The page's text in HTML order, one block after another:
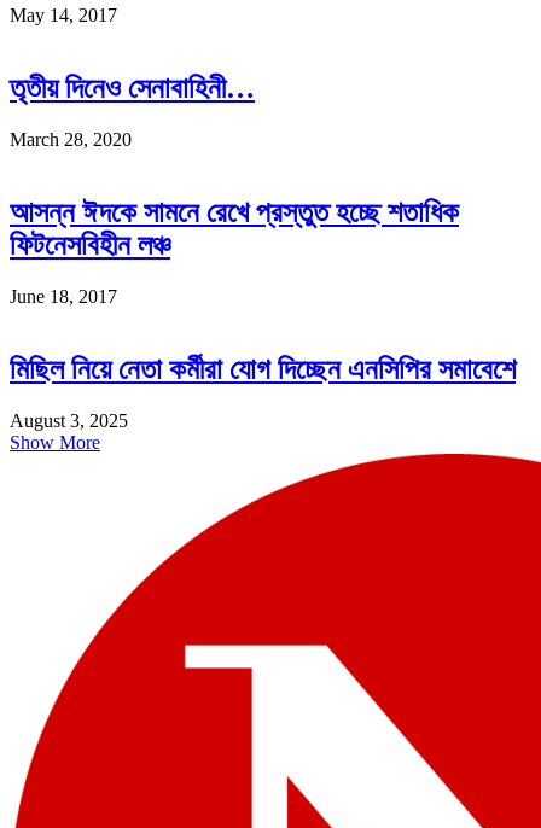
May 14, 2017
তৃতীয় দিনেও সেনাবাহিনী…
March 28, 2020
আসন্ন ঈদকে সামনে রেখে প্রস্তুত হচ্ছে শতাধিক
ফিটনেসবিহীন লঞ্চ
June 18, 2017
মিছিল নিয়ে নেতা কর্মীরা যোগ দিচ্ছেন এনসিপির সমাবেশে
August 3, 2025
Show More